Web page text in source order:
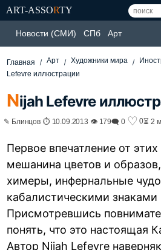
ART-ASSORTY
Новости (СМИ) СПб Арт
Главная Арт Художники мира
Lefevre иллюстрации
Nijah Lefevre
✎ Блинцов ⏱ 10.09.2013 👁 179🗨 0 ♡ 0⏳ 2
Первое впечатление от
мешанина цветов и
химеры, инфернальные
кабалистическими знаками
Присмотревшись
понять, что это настоящая
Автор Nijah Lefevre